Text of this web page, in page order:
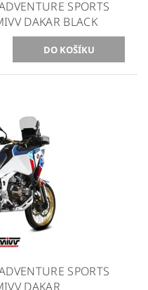
SPORTS
DAKAR BLACK
SPORTS
DAKAR